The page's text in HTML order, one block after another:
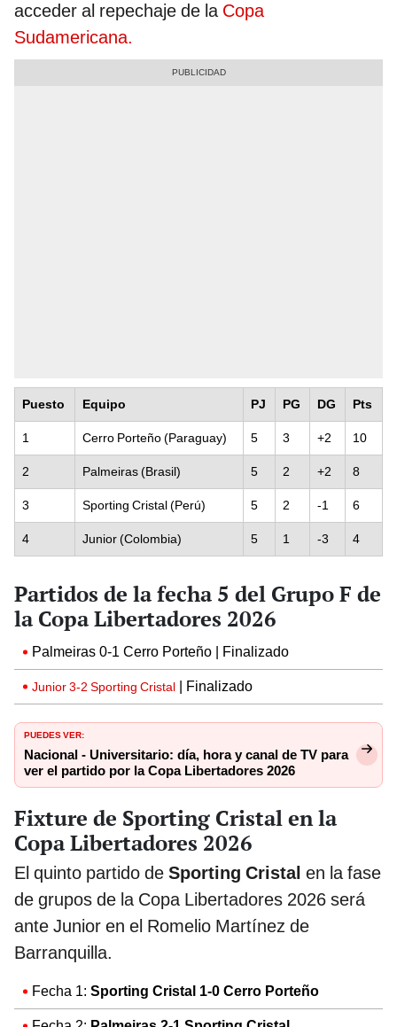
acceder al repechaje de la Copa
Sudamericana.
Puesto Equipo PJ PG DG Pts
1 Cerro Porteño (Paraguay) 5 3 +2 10
2 Palmeiras (Brasil) 5 2 +2 8
3 Sporting Cristal (Perú) 5 2 -1 6
4 Junior (Colombia) 5 1 -3 4
Partidos de la fecha 5 del Grupo F de
la Copa Libertadores 2026
Palmeiras 0-1 Cerro Porteño | Finalizado
Junior 3-2 Sporting Cristal | Finalizado
PUEDES VER:
Nacional - Universitario: día, hora y canal de TV para
ver el partido por la Copa Libertadores 2026
Fixture de Sporting Cristal en la
Copa Libertadores 2026
El quinto partido de Sporting Cristal en la fase
de grupos de la Copa Libertadores 2026 será
ante Junior en el Romelio Martínez de
Barranquilla.
Fecha 1: Sporting Cristal 1-0 Cerro Porteño